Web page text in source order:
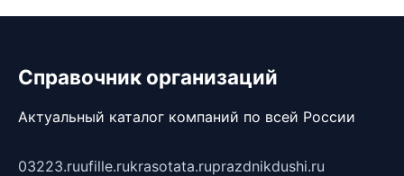
Справочник организаций
Актуальный каталог компаний по всей России
03223.ruufille.rukrasotata.ruprazdnikdushi.ru